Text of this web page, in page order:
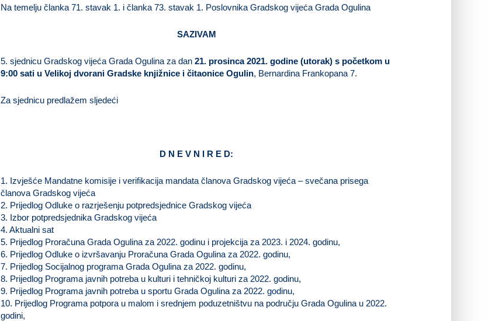
Na temelju članka 71. stavak 1. i članka 73. stavak 1. Poslovnika Gradskog vijeća Grada Ogulina
SAZIVAM
5. sjednicu Gradskog vijeća Grada Ogulina za dan 21. prosinca 2021. godine (utorak) s početkom u
9:00 sati u Velikoj dvorani Gradske knjižnice i čitaonice Ogulin, Bernardina Frankopana 7.
Za sjednicu predlažem sljedeći
D N E V N I R E D:
1. Izvješće Mandatne komisije i verifikacija mandata članova Gradskog vijeća – svečana prisega
članova Gradskog vijeća
2. Prijedlog Odluke o razrješenju potpredsjednice Gradskog vijeća
3. Izbor potpredsjednika Gradskog vijeća
4. Aktualni sat
5. Prijedlog Proračuna Grada Ogulina za 2022. godinu i projekcija za 2023. i 2024. godinu,
6. Prijedlog Odluke o izvršavanju Proračuna Grada Ogulina za 2022. godinu,
7. Prijedlog Socijalnog programa Grada Ogulina za 2022. godinu,
8. Prijedlog Programa javnih potreba u kulturi i tehničkoj kulturi za 2022. godinu,
9. Prijedlog Programa javnih potreba u sportu Grada Ogulina za 2022. godinu,
10. Prijedlog Programa potpora u malom i srednjem poduzetništvu na području Grada Ogulina u 2022.
godini,